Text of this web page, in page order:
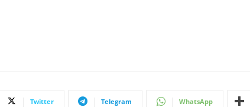
Twitter Telegram WhatsApp